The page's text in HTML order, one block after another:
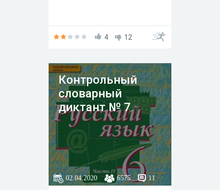
4 12
Контрольный
словарный
диктант № 7
02.04.2020 6575 11